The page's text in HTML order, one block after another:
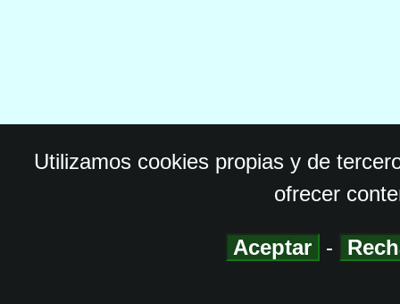
Utilizamos cookies propias y de
ofrecer
Aceptar -